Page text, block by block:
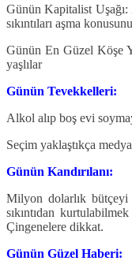
Günün Kapitalist
sıkıntıları aşma
Günün En Güzel Köşe
yaşlılar
Günün Tevekkelleri:
Alkol alıp boş evi
Seçim yaklaştıkça
Günün Kandırılanı:
Milyon dolarlık
sıkıntıdan
Çingenelere dikkat.
Günün Güzel Haberi: